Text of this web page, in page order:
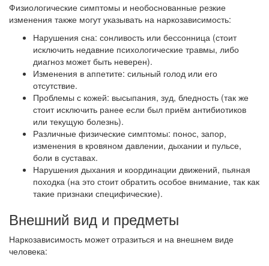
Физиологические симптомы и необоснованные резкие
изменения также могут указывать на наркозависимость:
Нарушения сна: сонливость или бессонница (стоит
исключить недавние психологические травмы, либо
диагноз может быть неверен).
Изменения в аппетите: сильный голод или его
отсутствие.
Проблемы с кожей: высыпания, зуд, бледность (так же
стоит исключить ранее если был приём антибиотиков
или текущую болезнь).
Различные физические симптомы: понос, запор,
изменения в кровяном давлении, дыхании и пульсе,
боли в суставах.
Нарушения дыхания и координации движений, пьяная
походка (на это стоит обратить особое внимание, так как
такие признаки специфические).
Внешний вид и предметы
Наркозависимость может отразиться и на внешнем виде
человека: